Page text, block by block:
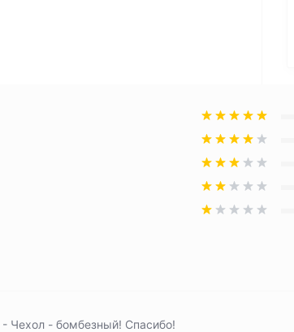
Чехол - бомбезный! Спасибо!